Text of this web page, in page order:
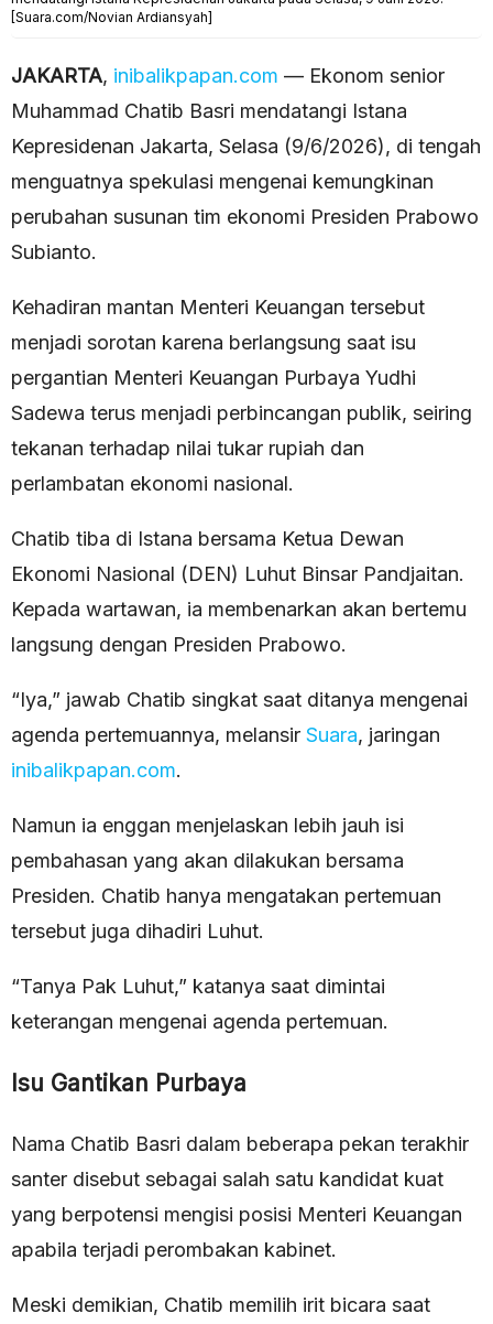
[Suara.com/Novian Ardiansyah]
JAKARTA, inibalikpapan.com — Ekonom senior
Muhammad Chatib Basri mendatangi Istana
Kepresidenan Jakarta, Selasa (9/6/2026), di tengah
menguatnya spekulasi mengenai kemungkinan
perubahan susunan tim ekonomi Presiden Prabowo
Subianto.
Kehadiran mantan Menteri Keuangan tersebut
menjadi sorotan karena berlangsung saat isu
pergantian Menteri Keuangan Purbaya Yudhi
Sadewa terus menjadi perbincangan publik, seiring
tekanan terhadap nilai tukar rupiah dan
perlambatan ekonomi nasional.
Chatib tiba di Istana bersama Ketua Dewan
Ekonomi Nasional (DEN) Luhut Binsar Pandjaitan.
Kepada wartawan, ia membenarkan akan bertemu
langsung dengan Presiden Prabowo.
“Iya,” jawab Chatib singkat saat ditanya mengenai
agenda pertemuannya, melansir Suara, jaringan
inibalikpapan.com.
Namun ia enggan menjelaskan lebih jauh isi
pembahasan yang akan dilakukan bersama
Presiden. Chatib hanya mengatakan pertemuan
tersebut juga dihadiri Luhut.
“Tanya Pak Luhut,” katanya saat dimintai
keterangan mengenai agenda pertemuan.
Isu Gantikan Purbaya
Nama Chatib Basri dalam beberapa pekan terakhir
santer disebut sebagai salah satu kandidat kuat
yang berpotensi mengisi posisi Menteri Keuangan
apabila terjadi perombakan kabinet.
Meski demikian, Chatib memilih irit bicara saat